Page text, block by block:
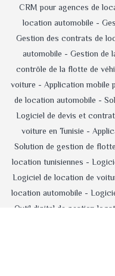
CRM pour agences de
location automobile -
Gestion des contrats de
automobile - Gestion de
contrôle de la flotte de
voiture - Application mobile
de location automobile -
Logiciel de devis et
voiture en Tunisie -
Solution de gestion de
location tunisiennes -
Logiciel de location de
location automobile -
Outil digital de gestion